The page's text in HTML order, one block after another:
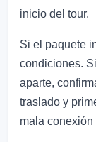
inicio del tour.
Si el paquete
condiciones.
aparte,
traslado y
mala